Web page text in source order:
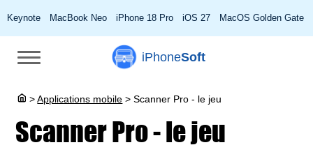
Keynote MacBook Neo iPhone 18 Pro iOS 27 MacOS Golden Gate
iPhoneSoft
> Applications mobile > Scanner Pro - le jeu
Scanner Pro - le jeu